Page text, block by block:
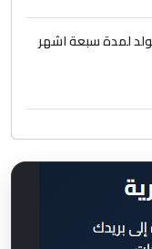
لمدة سبعة اشهر